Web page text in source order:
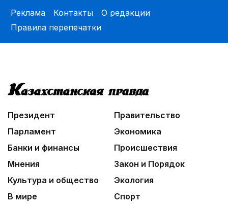
Реклама Контакты
О редакции
Правила перепечатки
Президент
Правительство
Парламент
Экономика
Банки и финансы
Происшествия
Мнения
Закон и Порядок
Культура и общество
Экология
В мире
Спорт